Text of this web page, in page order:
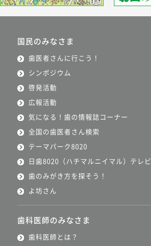
国民のみなさま
歯医者さんに行こう！
シンポジウム
啓発活動
広報活動
気になる！歯の情報誌コーナー
全国の歯医者さん検索
テーマパーク8020
日歯8020（ハチマルニイマル）テレビ
歯のみがき方を探そう！
よ坊さん
歯科医師のみなさま
歯科医師とは？